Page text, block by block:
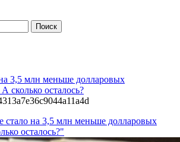
3,5 млн меньше долларовых
сколько осталось?
стало на 3,5 млн меньше долларовых
осталось?"